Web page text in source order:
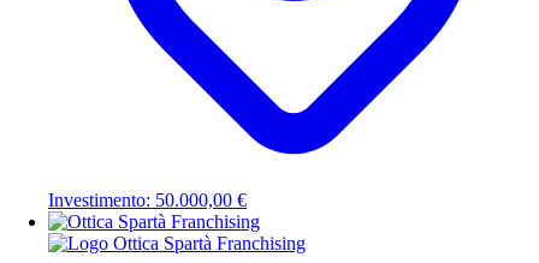
Investimento: 50.000,00 €